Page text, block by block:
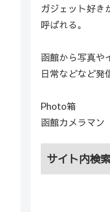
ガジェット好き
呼ばれる。
函館から写真や
日常などなど発
Photo箱
函館カメラマン
サイト内検